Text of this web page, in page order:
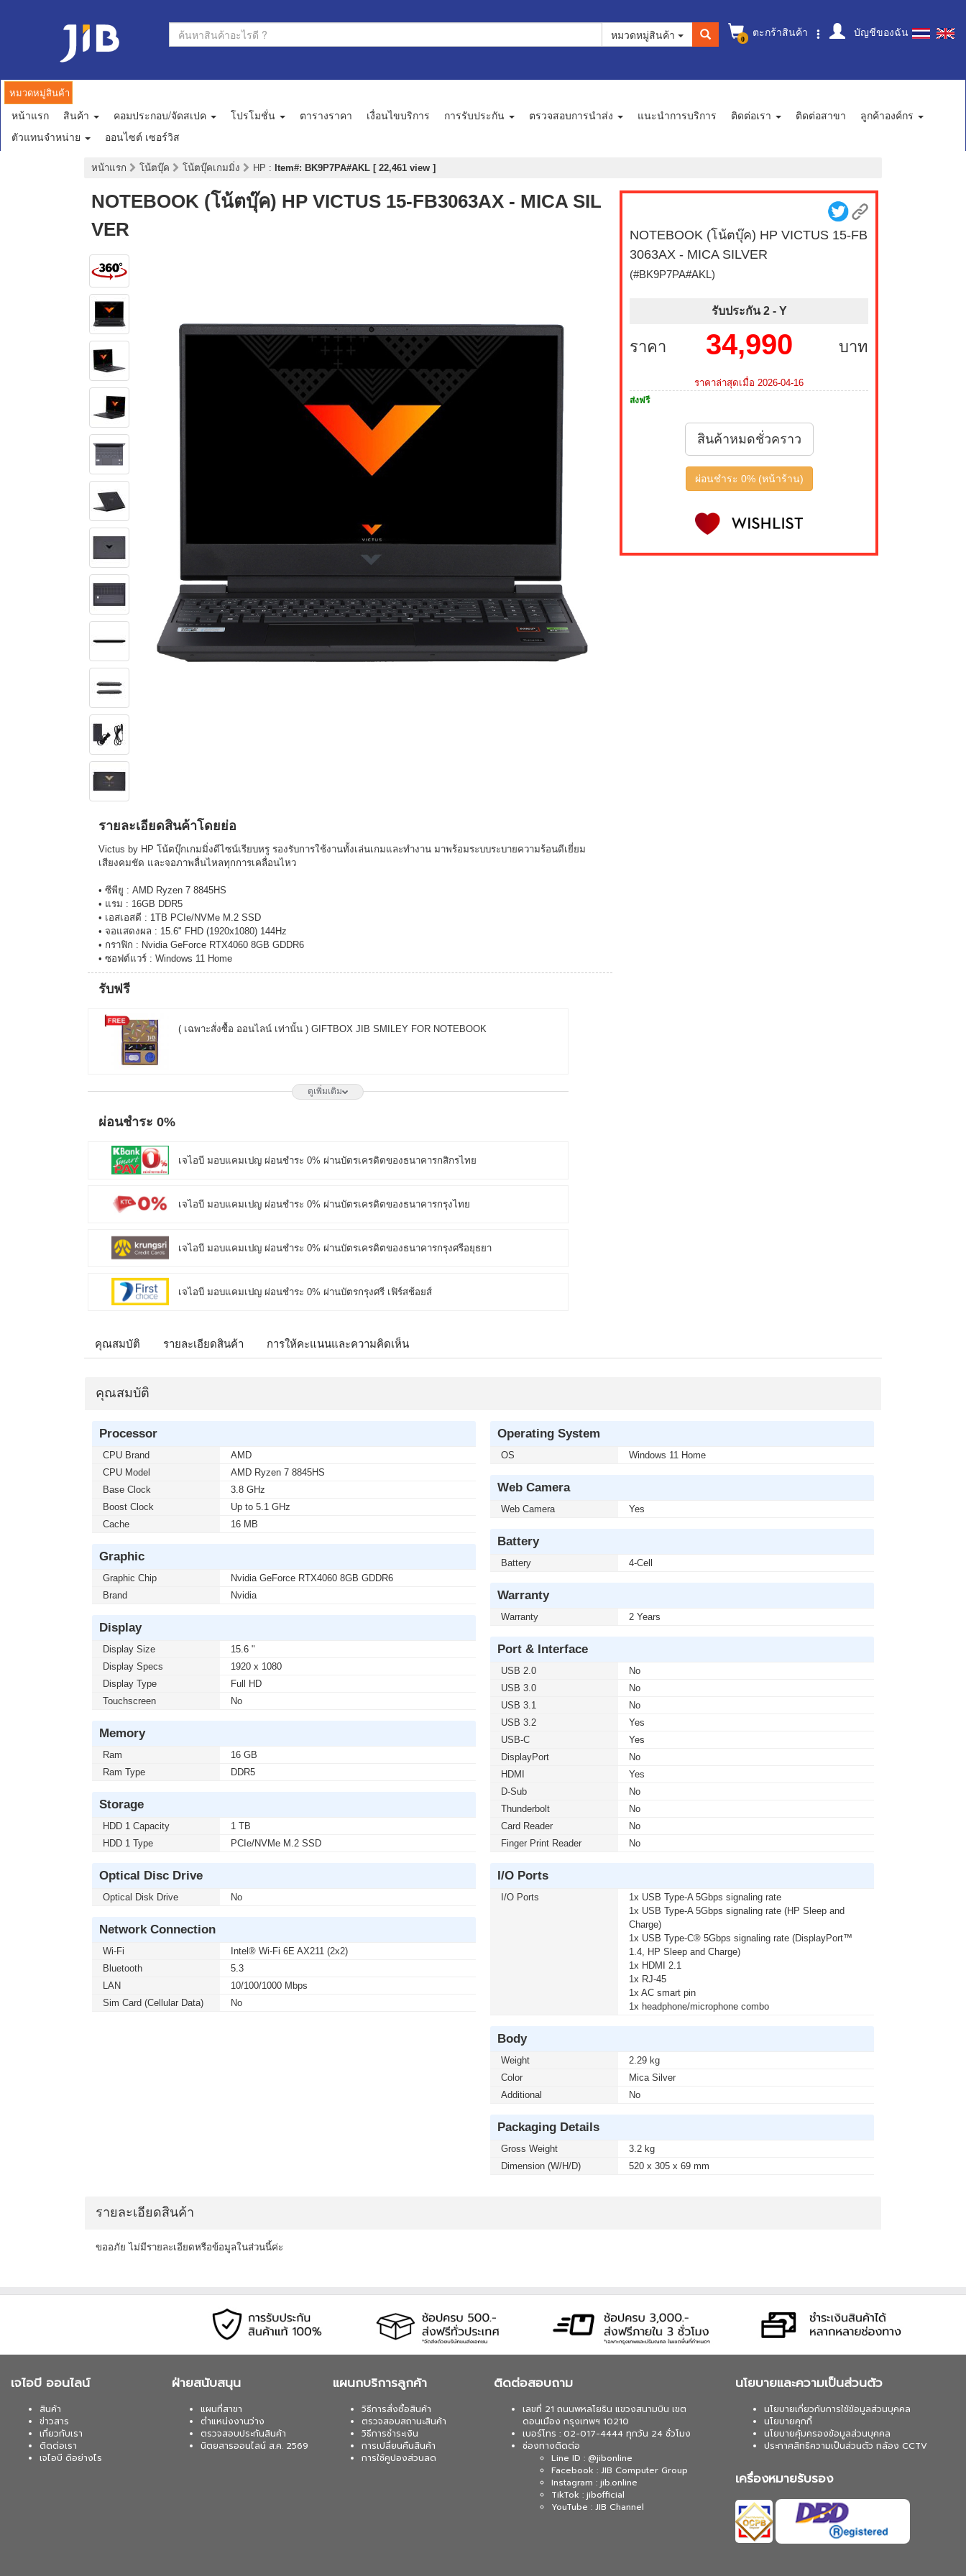
0 ตะกร้าสินค้า บัญชีของฉัน
หมวดหมู่สินค้า
หมวดหมู่สินค้า
หน้าแรก สินค้า คอมประกอบ/จัดสเปค โปรโมชั่น ตารางราคา เงื่อนไขบริการ การรับประกัน ตรวจสอบการนำส่ง แนะนำการบริการ ติดต่อเรา ติดต่อสาขา
ลูกค้าองค์กร
ตัวแทนจำหน่าย
ออนไซต์ เซอร์วิส
หน้าแรก โน้ตบุ๊ค โน้ตบุ๊คเกมมิ่ง HP : Item#: BK9P7PA#AKL [ 22,461 view ]
NOTEBOOK (โน้ตบุ๊ค) HP VICTUS 15-FB3063AX - MICA SIL
VER
รายละเอียดสินค้าโดยย่อ
Victus by HP โน้ตบุ๊กเกมมิ่งดีไซน์เรียบหรู รองรับการใช้งานทั้งเล่นเกมและทำงาน มาพร้อมระบบระบายความร้อนดีเยี่ยม
เสียงคมชัด และจอภาพลื่นไหลทุกการเคลื่อนไหว
• ซีพียู : AMD Ryzen 7 8845HS
• แรม : 16GB DDR5
• เอสเอสดี : 1TB PCIe/NVMe M.2 SSD
• จอแสดงผล : 15.6" FHD (1920x1080) 144Hz
• กราฟิก : Nvidia GeForce RTX4060 8GB GDDR6
• ซอฟต์แวร์ : Windows 11 Home
รับฟรี
( เฉพาะสั่งซื้อ ออนไลน์ เท่านั้น ) GIFTBOX JIB SMILEY FOR NOTEBOOK
( เฉพาะสั่งซื้อ ออนไลน์ เท่านั้น ) BAG HP HYPERX DELTA BACKPACK (8C524AA)
ดูเพิ่มเติม
ผ่อนชำระ 0%
เจไอบี มอบแคมเปญ ผ่อนชำระ 0% ผ่านบัตรเครดิตของธนาคารกสิกรไทย
เจไอบี มอบแคมเปญ ผ่อนชำระ 0% ผ่านบัตรเครดิตของธนาคารกรุงไทย
เจไอบี มอบแคมเปญ ผ่อนชำระ 0% ผ่านบัตรเครดิตของธนาคารกรุงศรีอยุธยา
เจไอบี มอบแคมเปญ ผ่อนชำระ 0% ผ่านบัตรกรุงศรี เฟิร์สช้อยส์
NOTEBOOK (โน้ตบุ๊ค) HP VICTUS 15-FB
3063AX - MICA SILVER
(#BK9P7PA#AKL)
รับประกัน 2 - Y
ราคา บาท
34,990
ราคาล่าสุดเมื่อ 2026-04-16
ส่งฟรี
สินค้าหมดชั่วคราว
ผ่อนชำระ 0% (หน้าร้าน)
คุณสมบัติ รายละเอียดสินค้า การให้คะแนนและความคิดเห็น
คุณสมบัติ
Processor
CPU Brand
AMD
CPU Model
AMD Ryzen 7 8845HS
Base Clock
3.8 GHz
Boost Clock
Up to 5.1 GHz
Cache
16 MB
Graphic
Graphic Chip
Nvidia GeForce RTX4060 8GB GDDR6
Brand
Nvidia
Display
Display Size
15.6 "
Display Specs
1920 x 1080
Display Type
Full HD
Touchscreen
No
Memory
Ram
16 GB
Ram Type
DDR5
Storage
HDD 1 Capacity
1 TB
HDD 1 Type
PCIe/NVMe M.2 SSD
Optical Disc Drive
Optical Disk Drive No
Network Connection
Wi-Fi
Intel® Wi-Fi 6E AX211 (2x2)
Bluetooth
5.3
LAN
10/100/1000 Mbps
Sim Card (Cellular Data)
No
Operating System
OS Windows 11 Home
Web Camera
Web Camera Yes
Battery
Battery 4-Cell
Warranty
Warranty 2 Years
Port & Interface
USB 2.0
No
USB 3.0
No
USB 3.1
No
USB 3.2
Yes
USB-C
Yes
DisplayPort
No
HDMI
Yes
D-Sub
No
Thunderbolt
No
Card Reader
No
Finger Print Reader
No
I/O Ports
I/O Ports
1x USB Type-A 5Gbps signaling rate
1x USB Type-A 5Gbps signaling rate (HP Sleep and
Charge)
1x USB Type-C® 5Gbps signaling rate (DisplayPort™
1.4, HP Sleep and Charge)
1x HDMI 2.1
1x RJ-45
1x AC smart pin
1x headphone/microphone combo
Body
Weight
2.29 kg
Color
Mica Silver
Additional
No
Packaging Details
Gross Weight
3.2 kg
Dimension (W/H/D)
520 x 305 x 69 mm
รายละเอียดสินค้า
ขออภัย ไม่มีรายละเอียดหรือข้อมูลในส่วนนี้ค่ะ
เจไอบี ออนไลน์
สินค้า
ข่าวสาร
เกี่ยวกับเรา
ติดต่อเรา
เจไอบี ดีอย่างไร
ฝ่ายสนับสนุน
แผนที่สาขา
ตำแหน่งงานว่าง
ตรวจสอบประกันสินค้า
นิตยสารออนไลน์ ส.ค. 2569
แผนกบริการลูกค้า
วิธีการสั่งซื้อสินค้า
ตรวจสอบสถานะสินค้า
วิธีการชำระเงิน
การเปลี่ยนคืนสินค้า
การใช้คูปองส่วนลด
ติดต่อสอบถาม
เลขที่ 21 ถนนพหลโยธิน แขวงสนามบิน เขต
ดอนเมือง กรุงเทพฯ 10210
เบอร์โทร : 02-017-4444 ทุกวัน 24 ชั่วโมง
ช่องทางติดต่อ
Line ID : @jibonline
Facebook : JIB Computer Group
Instagram : jib.online
TikTok : jibofficial
YouTube : JIB Channel
นโยบายและความเป็นส่วนตัว
นโยบายเกี่ยวกับการใช้ข้อมูลส่วนบุคคล
นโยบายคุกกี้
นโยบายคุ้มครองข้อมูลส่วนบุคคล
ประกาศสิทธิความเป็นส่วนตัว กล้อง CCTV
เครื่องหมายรับรอง